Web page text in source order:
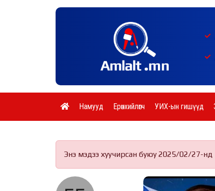
Намууд Ерөнхийлөгч УИХ-ын гишүүд
Энэ мэдээ хуучирсан буюу 2025/02/27-нд